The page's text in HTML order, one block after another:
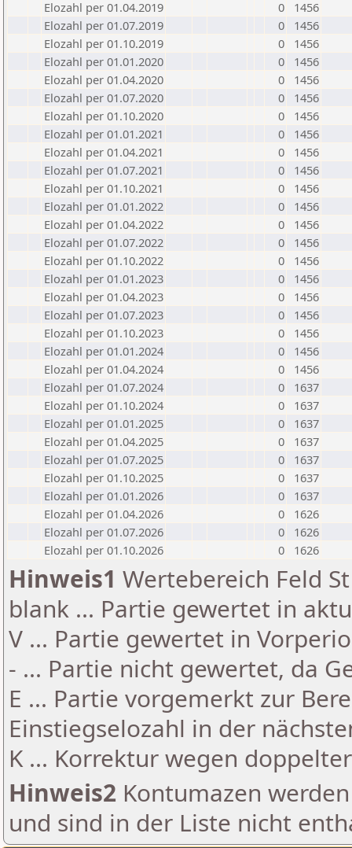
Elozahl per 01.04.2019
0
1456
Elozahl per 01.07.2019
0
1456
Elozahl per 01.10.2019
0
1456
Elozahl per 01.01.2020
0
1456
Elozahl per 01.04.2020
0
1456
Elozahl per 01.07.2020
0
1456
Elozahl per 01.10.2020
0
1456
Elozahl per 01.01.2021
0
1456
Elozahl per 01.04.2021
0
1456
Elozahl per 01.07.2021
0
1456
Elozahl per 01.10.2021
0
1456
Elozahl per 01.01.2022
0
1456
Elozahl per 01.04.2022
0
1456
Elozahl per 01.07.2022
0
1456
Elozahl per 01.10.2022
0
1456
Elozahl per 01.01.2023
0
1456
Elozahl per 01.04.2023
0
1456
Elozahl per 01.07.2023
0
1456
Elozahl per 01.10.2023
0
1456
Elozahl per 01.01.2024
0
1456
Elozahl per 01.04.2024
0
1456
Elozahl per 01.07.2024
0
1637
Elozahl per 01.10.2024
0
1637
Elozahl per 01.01.2025
0
1637
Elozahl per 01.04.2025
0
1637
Elozahl per 01.07.2025
0
1637
Elozahl per 01.10.2025
0
1637
Elozahl per 01.01.2026
0
1637
Elozahl per 01.04.2026
0
1626
Elozahl per 01.07.2026
0
1626
Elozahl per 01.10.2026
0 1626
Hinweis1 Wertebereich Feld
blank ... Partie gewertet in
V ... Partie gewertet in
- ... Partie nicht gewertet, da
E ... Partie vorgemerkt zur
Einstiegselozahl in der
K ... Korrektur wegen
Hinweis2 Kontumazen
und sind in der Liste nicht